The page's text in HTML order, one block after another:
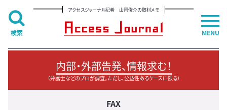
アクセスジャーナル記者 山岡俊介の取材メモ
内部・外部告発、情報求む！
（弁護士などのプロが調査。ただし、公益性あるケースに限る）
FAX
MENU
検索